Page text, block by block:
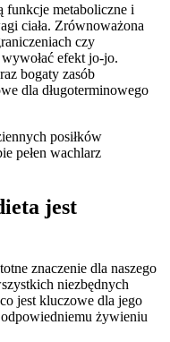
funkcje metaboliczne i
ciała. Zrównoważona
czy
efekt jo-jo.
bogaty zasób
dla długoterminowego
posiłków
pełen wachlarz
jest
znaczenie dla naszego
niezbędnych
jest kluczowe dla jego
żywieniu